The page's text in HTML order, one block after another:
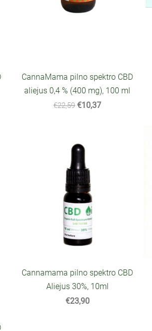
CannaMama pilno spektro CBD
aliejus 0,4 % (400 mg), 100 ml
€22,59 €10,37
Cannamama pilno spektro CBD
Aliejus 30%, 10ml
€23,90